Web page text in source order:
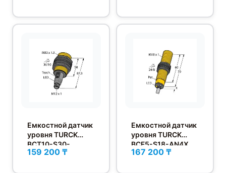
Емкостной датчик
уровня TURCK
BCT10-S30-
UP6X2T-H1151
159 200 ₸
Емкостной датчик
уровня TURCK
BCF5-S18-AN4X
167 200 ₸